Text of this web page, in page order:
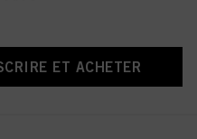
ET ACHETER